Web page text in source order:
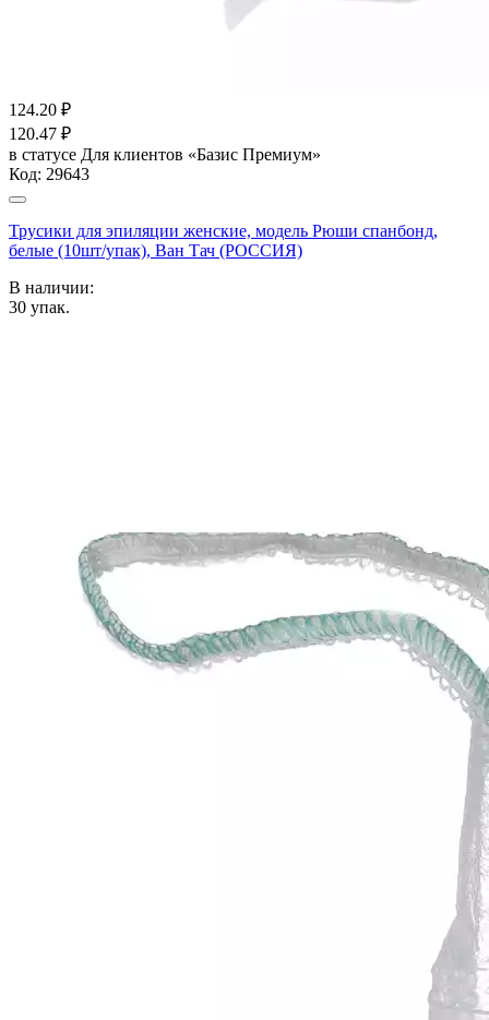
124.20 ₽
120.47 ₽
в статусе Для клиентов «Базис Премиум»
Код: 29643
Трусики для эпиляции женские, модель Рюши спанбонд,
белые (10шт/упак), Ван Тач (РОССИЯ)
В наличии:
30 упак.